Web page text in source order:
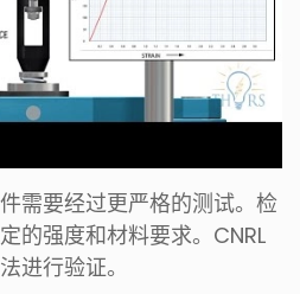
需要经过更严格的测试。检
的强度和材料要求。CNRL
进行验证。